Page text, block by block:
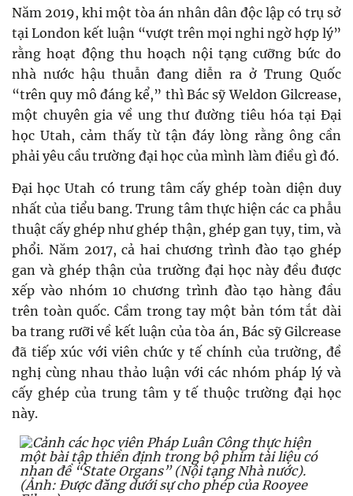
Năm 2019, khi một tòa án nhân dân độc lập có trụ sở
tại London kết luận “vượt trên mọi nghi ngờ hợp lý”
rằng hoạt động thu hoạch nội tạng cưỡng bức do
nhà nước hậu thuẫn đang diễn ra ở Trung Quốc
“trên quy mô đáng kể,” thì Bác sỹ Weldon Gilcrease,
một chuyên gia về ung thư đường tiêu hóa tại Đại
học Utah, cảm thấy từ tận đáy lòng rằng ông cần
phải yêu cầu trường đại học của mình làm điều gì đó.
Đại học Utah có trung tâm cấy ghép toàn diện duy
nhất của tiểu bang. Trung tâm thực hiện các ca phẫu
thuật cấy ghép như ghép thận, ghép gan tụy, tim, và
phổi. Năm 2017, cả hai chương trình đào tạo ghép
gan và ghép thận của trường đại học này đều được
xếp vào nhóm 10 chương trình đào tạo hàng đầu
trên toàn quốc. Cầm trong tay một bản tóm tắt dài
ba trang rưỡi về kết luận của tòa án, Bác sỹ Gilcrease
đã tiếp xúc với viên chức y tế chính của trường, đề
nghị cùng nhau thảo luận với các nhóm pháp lý và
cấy ghép của trung tâm y tế thuộc trường đại học
này.